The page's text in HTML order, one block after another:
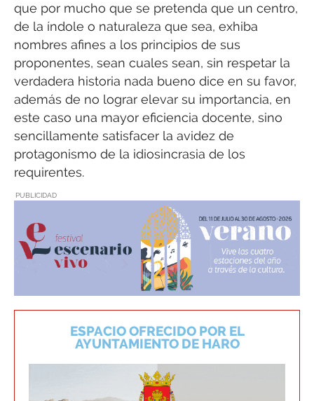
que por mucho que se pretenda que un centro,
de la índole o naturaleza que sea, exhiba
nombres afines a los principios de sus
proponentes, sean cuales sean, sin respetar la
verdadera historia nada bueno dice en su favor,
además de no lograr elevar su importancia, en
este caso una mayor eficiencia docente, sino
sencillamente satisfacer la avidez de
protagonismo de la idiosincrasia de los
requirentes.
PUBLICIDAD
ESPACIO OFRECIDO POR EL
AYUNTAMIENTO DE HARO